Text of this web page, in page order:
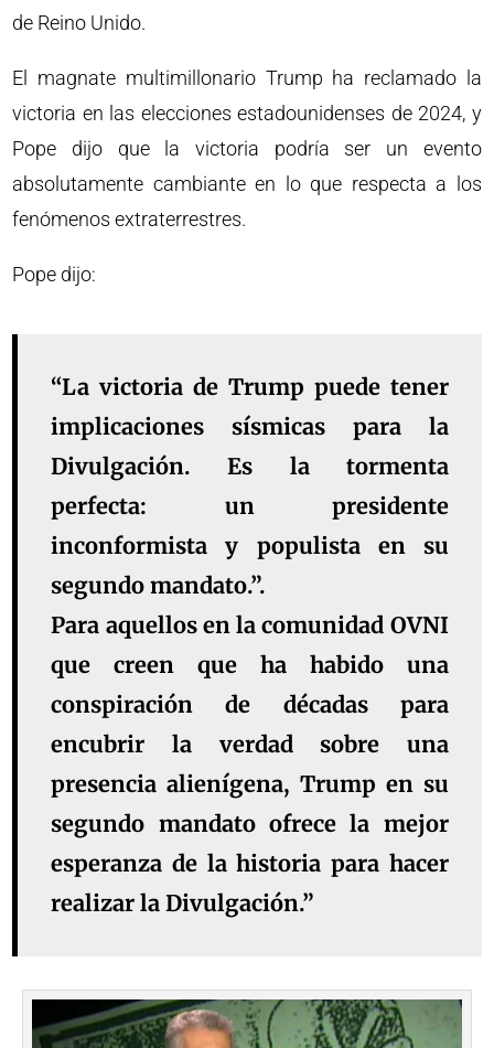
de Reino Unido.
El magnate multimillonario Trump ha reclamado la
victoria en las elecciones estadounidenses de 2024, y
Pope dijo que la victoria podría ser un evento
absolutamente cambiante en lo que respecta a los
fenómenos extraterrestres.
Pope dijo:
“La victoria de Trump puede tener
implicaciones sísmicas para la
Divulgación. Es la tormenta
perfecta: un presidente
inconformista y populista en su
segundo mandato.”.
Para aquellos en la comunidad OVNI
que creen que ha habido una
conspiración de décadas para
encubrir la verdad sobre una
presencia alienígena, Trump en su
segundo mandato ofrece la mejor
esperanza de la historia para hacer
realizar la Divulgación.”